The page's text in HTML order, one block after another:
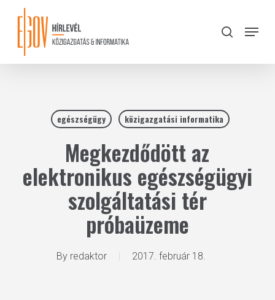
content
search
Menu
egészségügy közigazgatási informatika
Megkezdődött az
elektronikus egészségügyi
szolgáltatási tér
próbaüzeme
By redaktor 2017. február 18.
Close